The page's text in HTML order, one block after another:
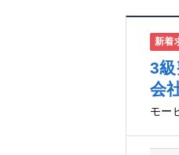
新着
3
会
モー